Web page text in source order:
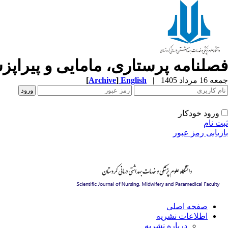
فصلنامه پرستاری، مامایی و
جمعه 16 مرداد 1405 |
English
[Archive]
ورود خودکار
ثبت نام
بازیابی رمز عبور
صفحه اصلی
اطلاعات نشریه
درباره نشریه